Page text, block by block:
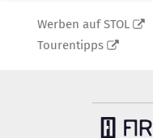
Werben auf STOL
Tourentipps